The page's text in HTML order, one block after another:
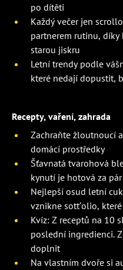
po dítěti
Každý večer jen
partnerem rutinu,
starou jiskru
Letní trendy podle
které nedají dopustit,
Recepty, vaření, zahrada
Zachraňte žloutnoucí
domácí prostředky
Šťavnatá tvarohová
kynutí je hotová za
Nejlepší osud letní
vznikne sott’olio,
Kvíz: Z receptů na 10
poslední ingredienci.
doplnit
Na vlastním dvoře si